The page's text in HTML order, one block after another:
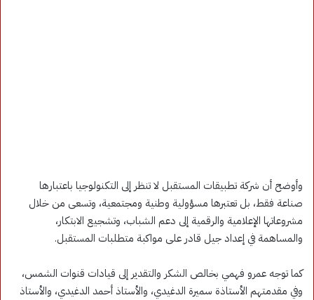
وأوضح أن شركة تطبيقات المستقبل لا تنظر إلى التكنولوجيا باعتبارها
صناعة فقط، بل تعتبرها مسؤولية وطنية ومجتمعية، وتسعى من خلال
مشروعاتها الإعلامية والرقمية إلى دعم الشباب، وتشجيع الابتكار،
والمساهمة في إعداد جيل قادر على مواكبة متطلبات المستقبل.
كما توجه عمرو فهمي بخالص الشكر والتقدير إلى قيادات قنوات الشمس،
وفي مقدمتهم الأستاذة سميرة الدغيدي، والأستاذ أحمد الدغيدي، والأستاذ